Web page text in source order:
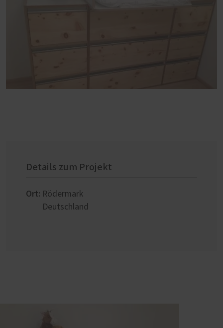
Details zum Projekt
Ort: Rödermark
Deutschland